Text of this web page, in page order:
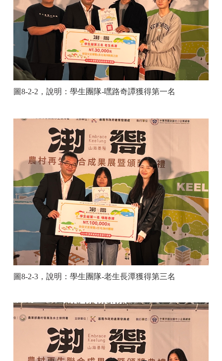
圖8-2-2 ，說明： 學生團隊-嘿路奇譚獲得第一名
圖8-2-3 ，說明： 學生團隊-老生長潭獲得第三名